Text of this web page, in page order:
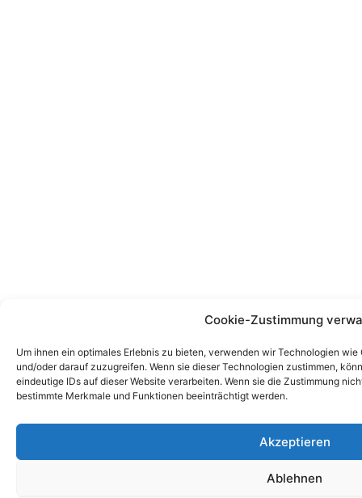
Cookie-Zustimmung
Um ihnen ein optimales Erlebnis zu bieten, verwenden wir Technologien
und/oder darauf zuzugreifen. Wenn sie dieser Technologien zustimmen,
eindeutige IDs auf dieser Website verarbeiten. Wenn sie die Zustimmung
bestimmte Merkmale und Funktionen beeinträchtigt werden.
Akzeptieren
Ablehnen